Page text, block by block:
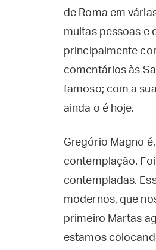
de Roma em
muitas pessoas e
principalmente
comentários às
famoso; com a
ainda o é hoje.
Gregório Magno
contemplação.
contempladas.
modernos, que
primeiro Martas
estamos